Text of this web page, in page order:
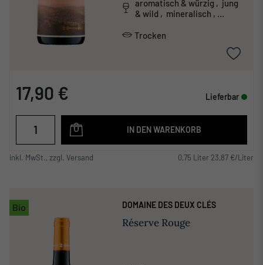
aromatisch & würzig , jung
& wild , mineralisch ,
Trocken
17,90 € Lieferbar
IN DEN WARENKORB
inkl. MwSt., zzgl. Versand 0,75 Liter 23,87 €/Liter
Bio DOMAINE DES DEUX CLÉS
Réserve Rouge